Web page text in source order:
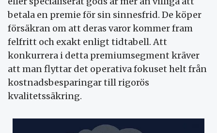
betala en premie för sin sinnesfrid. De köper
försäkran om att deras varor kommer fram
felfritt och exakt enligt tidtabell. Att
konkurrera i detta premiumsegment kräver
att man flyttar det operativa fokuset helt från
kostnadsbesparingar till rigorös
kvalitetssäkring.